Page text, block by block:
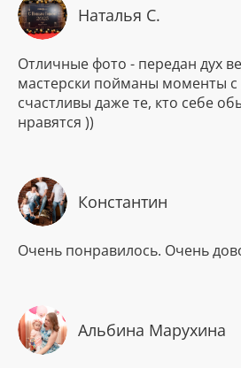
Наталья С.
Отличные фото - передан дух
мастерски пойманы моменты с
счастливы даже те, кто себе
нравятся ))
Константин
Очень понравилось. Очень
Альбина Марухина